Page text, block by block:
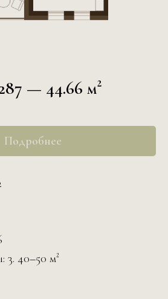
— 44.66 м²
Подробнее
3. 40–50 м²